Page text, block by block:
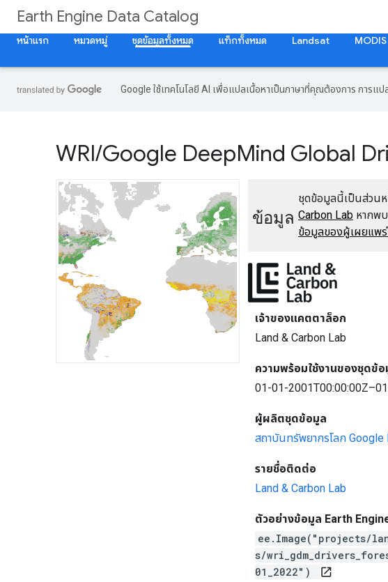
Earth Engine Data Catalog
หน้าแรก
หมวดหมู่ ชุดข้อมูลทั้งหมด แท็กทั้งหมด Landsat MODIS
Google ใช้เทคโนโลยี AI เพื่อแปลเนื้อหาเป็นภาษาที่คุณต้องการ การแ
WRI/Google DeepMind Global
ข้อมูล
ชุดข้อมูลนี้เป็นส่วนห
Carbon Lab หากพ
ข้อมูลของผู้เผยแพ
เจ้าของแคตตาล็อก
Land & Carbon Lab
ความพร้อมใช้งานของชุดข้อ
01-01-
ผู้ผลิตชุดข้อมูล
สถาบันทรัพยากรโลก Google
รายชื่อติดต่อ
Land & Carbon Lab
ตัวอย่างข้อมูล Earth
ee.Image("projects/
s/
01_2022")
open_in_new